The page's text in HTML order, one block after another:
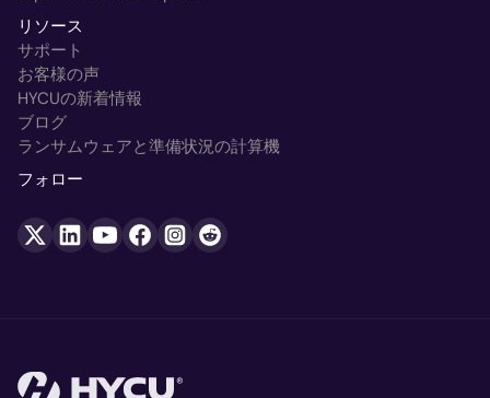
リソース
サポート
お客様の声
HYCUの新着情報
ブログ
ランサムウェアと準備状況の計算機
フォロー